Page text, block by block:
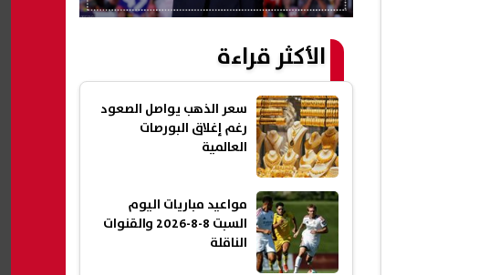
الأكثر قراءة
سعر الذهب يواصل الصعود
رغم إغلاق البورصات
العالمية
مواعيد مباريات اليوم
السبت 8-8-2026 والقنوات
الناقلة